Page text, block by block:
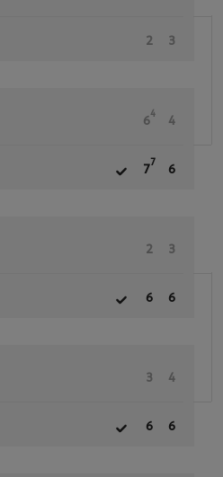
2 3
6
4
4
7
7
6
2 3
6 6
3 4
6 6